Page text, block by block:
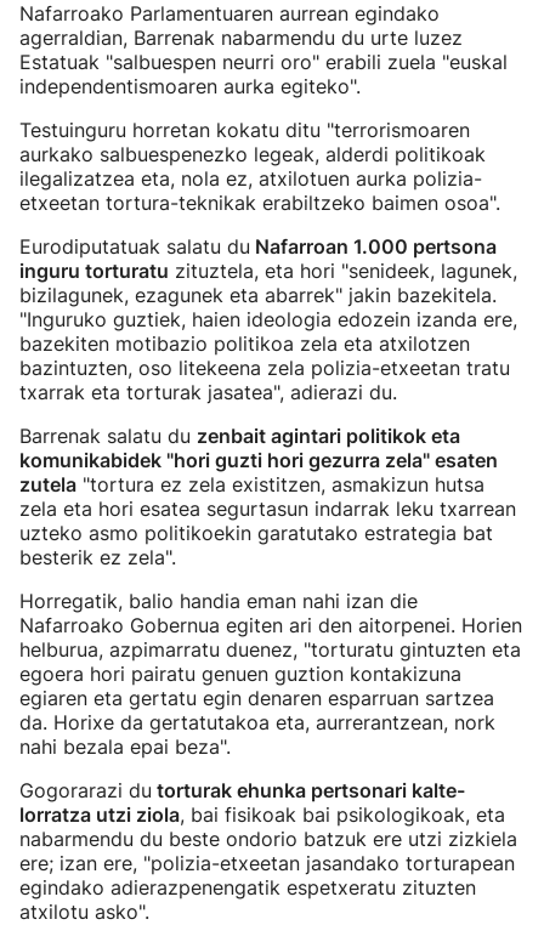
Nafarroako Parlamentuaren aurrean egindako
agerraldian, Barrenak nabarmendu du urte luzez
Estatuak "salbuespen neurri oro" erabili zuela "euskal
independentismoaren aurka egiteko".
Testuinguru horretan kokatu ditu "terrorismoaren
aurkako salbuespenezko legeak, alderdi politikoak
ilegalizatzea eta, nola ez, atxilotuen aurka polizia-
etxeetan tortura-teknikak erabiltzeko baimen osoa".
Eurodiputatuak salatu du Nafarroan 1.000 pertsona
inguru torturatu zituztela, eta hori "senideek, lagunek,
bizilagunek, ezagunek eta abarrek" jakin bazekitela.
"Inguruko guztiek, haien ideologia edozein izanda ere,
bazekiten motibazio politikoa zela eta atxilotzen
bazintuzten, oso litekeena zela polizia-etxeetan tratu
txarrak eta torturak jasatea", adierazi du.
Barrenak salatu du zenbait agintari politikok eta
komunikabidek "hori guzti hori gezurra zela" esaten
zutela "tortura ez zela existitzen, asmakizun hutsa
zela eta hori esatea segurtasun indarrak leku txarrean
uzteko asmo politikoekin garatutako estrategia bat
besterik ez zela".
Horregatik, balio handia eman nahi izan die
Nafarroako Gobernua egiten ari den aitorpenei. Horien
helburua, azpimarratu duenez, "torturatu gintuzten eta
egoera hori pairatu genuen guztion kontakizuna
egiaren eta gertatu egin denaren esparruan sartzea
da. Horixe da gertatutakoa eta, aurrerantzean, nork
nahi bezala epai beza".
Gogorarazi du torturak ehunka pertsonari kalte-
lorratza utzi ziola, bai fisikoak bai psikologikoak, eta
nabarmendu du beste ondorio batzuk ere utzi zizkiela
ere; izan ere, "polizia-etxeetan jasandako torturapean
egindako adierazpenengatik espetxeratu zituzten
atxilotu asko".